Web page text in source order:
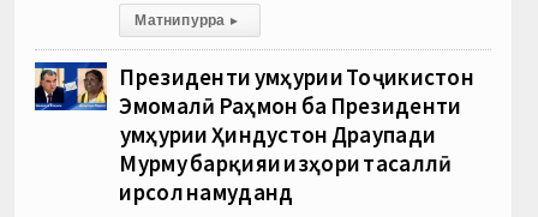
Матни пурра ▸
Президенти Ҷумҳурии Тоҷикистон
Эмомалӣ Раҳмон ба Президенти
Ҷумҳурии Ҳиндустон Драупади
Мурму барқияи изҳори тасаллӣ
ирсол намуданд